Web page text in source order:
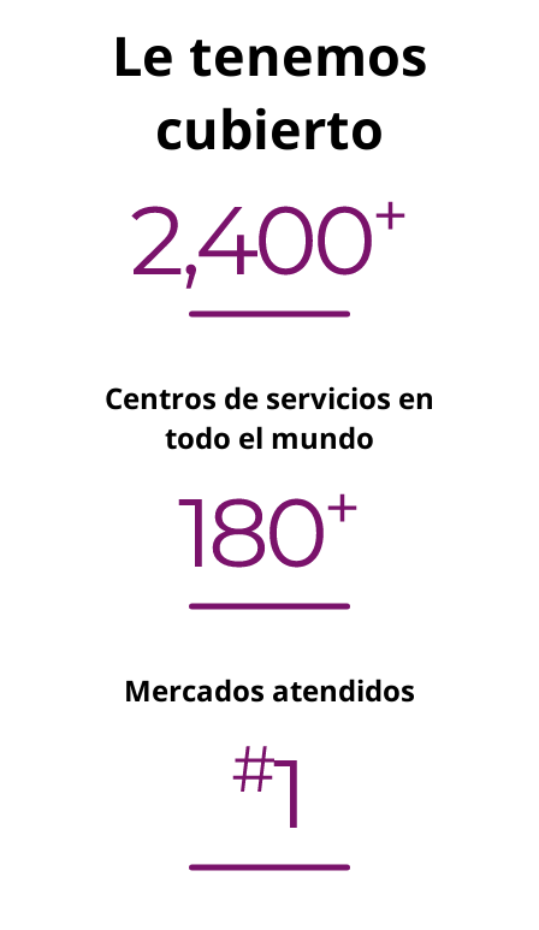
Le tenemos
cubierto
Centros de servicios en
todo el mundo
Mercados atendidos